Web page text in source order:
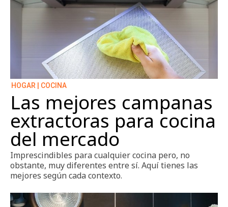
HOGAR | COCINA
Las mejores campanas
extractoras para cocina
del mercado
Imprescindibles para cualquier cocina pero, no
obstante, muy diferentes entre sí. Aquí tienes las
mejores según cada contexto.